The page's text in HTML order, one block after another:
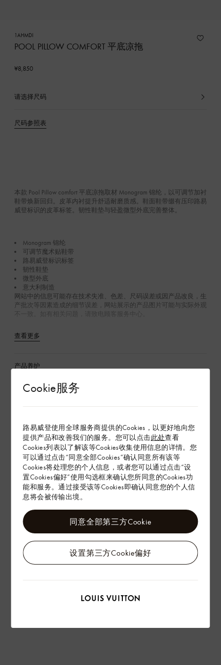
Cookie服务
路易威登使用全球服务商提供的Cookies，以更好地向您
提供产品和改善我们的服务。您可以点击此处查看
Cookies列表以了解该等Cookies收集使用信息的详情。您
可以通过点击“同意全部Cookies”确认同意所有该等
Cookies将处理您的个人信息，或者您可以通过点击“设
置Cookies偏好”使用勾选框来确认您所同意的Cookies功
能和服务。通过接受该等Cookies即确认同意您的个人信
息将会被传输出境。
设置第三方Cookie偏好
同意全部第三方Cookie
1AHMDI
POOL PILLOW COMFORT 平底凉拖
¥8,850
请选择尺码
已
品
尺码参照表
本款 Pool Pillow comfort 平底凉拖取材 Monogram 锦纶，以可调节加衬
鞋带焕新回归。皮革内衬提升舒适耐磨质感。鞋面鞋带缀有压印路易
威登标识的皮革标签。韧性鞋垫与轻盈微型外底完善整体。
Monogram 锦纶
可调节魔术贴鞋带
路易威登标识标签
韧性鞋垫
微型外底
意大利制造
网站中的信息可能存在技术失准、色差、尺码误差或因产品改良，生
产批次等因素造成的细节误差，网站展示的产品图片可能与实际外观
不一致。如有相关问题，请致电顾客服务中心。
查看更多
产品养护
在专卖店内探索
配送 & 退货
赠礼